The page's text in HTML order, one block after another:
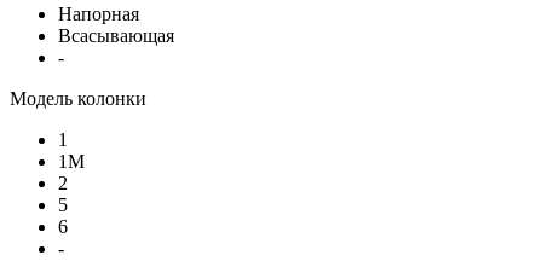
Напорная
Всасывающая
-
Модель колонки
1
1М
2
5
6
-